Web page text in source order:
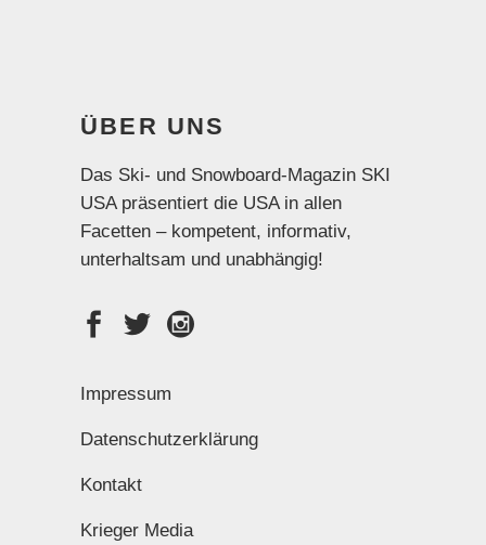
ÜBER UNS
Das Ski- und Snowboard-Magazin SKI
USA präsentiert die USA in allen
Facetten – kompetent, informativ,
unterhaltsam und unabhängig!
Impressum
Datenschutzerklärung
Kontakt
Krieger Media